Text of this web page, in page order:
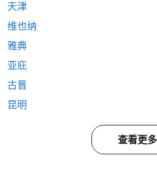
天津
维也纳
雅典
亚庇
古晋
昆明
查看更多